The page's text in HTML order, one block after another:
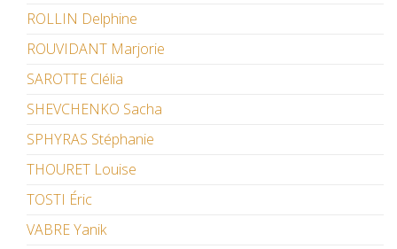
ROLLIN Delphine
ROUVIDANT Marjorie
SAROTTE Clélia
SHEVCHENKO Sacha
SPHYRAS Stéphanie
THOURET Louise
TOSTI Éric
VABRE Yanik